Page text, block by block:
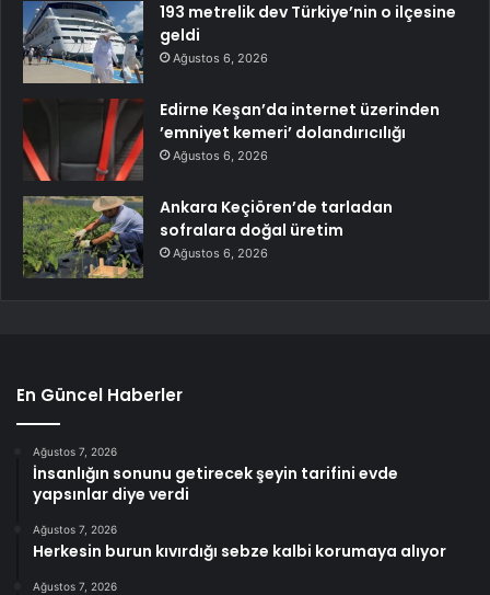
193 metrelik dev Türkiye’nin o ilçesine
geldi
Ağustos 6, 2026
Edirne Keşan’da internet üzerinden
’emniyet kemeri’ dolandırıcılığı
Ağustos 6, 2026
Ankara Keçiören’de tarladan
sofralara doğal üretim
Ağustos 6, 2026
En Güncel Haberler
Ağustos 7, 2026
İnsanlığın sonunu getirecek şeyin tarifini evde
yapsınlar diye verdi
Ağustos 7, 2026
Herkesin burun kıvırdığı sebze kalbi korumaya alıyor
Ağustos 7, 2026